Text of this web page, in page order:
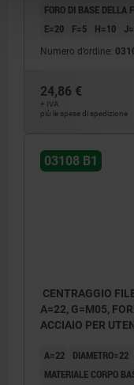
FORO DI BASE DELLA
E=20
F=5 H=10
Numero d’ordine:
24,86 €
+ IVA
più le spese di spedizione
03108 B1
CENTRAGGIO
A=22, G=M05,
ACCIAIO PER
A=22 DIAMETRO=22
MATERIALE CORPO